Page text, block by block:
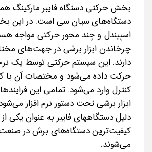
بخش حرکتی دستگاه فایبر مارکینگ
دستگاه‌های سیان سی است. در این
اسپیندل و چند محور حرکتی مواجه
چرخاندن ابزار برشی در جهت‌های
دارند. این سیستم حرکتی توسط یک نرم
حرکت داده می‌شود و مختصات آن
کنترل وارد می‌شود. تمامی این
ابزار برشی تحت دستور نرم افزار
دلیل دستگاههای فایبر به عنوان یکی
کیفیت‌ترین دستگاه‌های برش در
می‌شوند.